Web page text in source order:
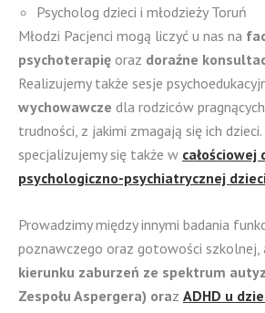
Psycholog dzieci i młodzieży Toruń
Młodzi Pacjenci mogą liczyć u nas na
psychoterapię oraz doraźne
Realizujemy także sesje
wychowawcze dla rodziców
trudności, z jakimi zmagają się ich
specjalizujemy się także w całościowej
psychologiczno-psychiatrycznej
Prowadzimy między innymi badania
poznawczego oraz gotowości szkolnej,
kierunku zaburzeń ze spektrum
Zespołu Aspergera) oraz ADHD u